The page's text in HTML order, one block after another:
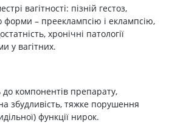
вагітності: пізній гестоз,
– прееклампсію і еклампсію,
хронічні патології
у вагітних.
компонентів препарату,
збудливість, тяжке порушення
функції нирок.